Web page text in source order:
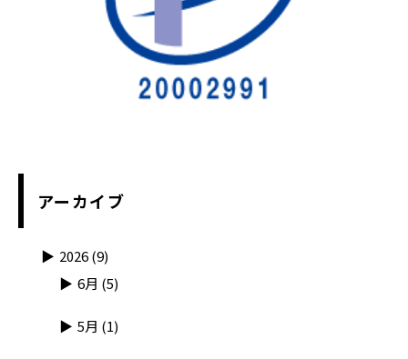
アーカイブ
2026(9)
6月 (5)
5月 (1)